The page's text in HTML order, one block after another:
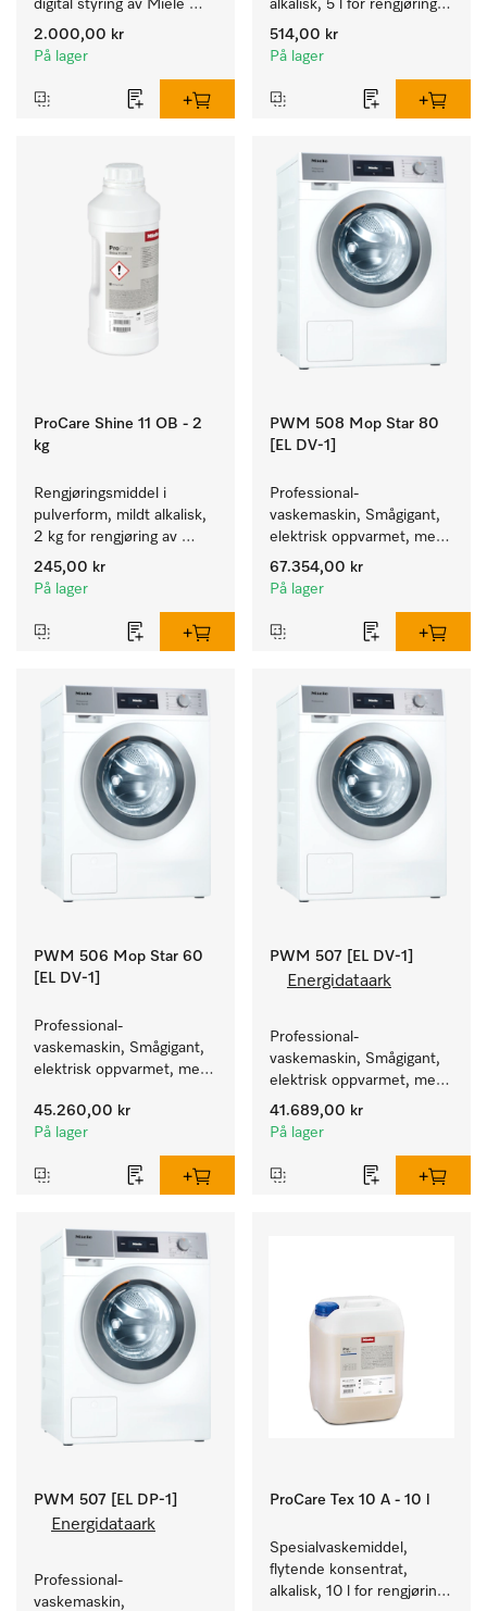
digital styring av Miele
Professional-produkter
med
2.000,00 kr
På lager
alkalisk, 5 l for rengjøring
av lett smuss på servise,
bestikk og glass.
514,00 kr
På lager
ProCare Shine 11 OB - 2
kg
Rengjøringsmiddel i
pulverform, mildt alkalisk,
2 kg for rengjøring av
sterkt tilsmusset servise,
bestikk og glass.
245,00 kr
På lager
PWM 508 Mop Star 80
[EL DV-1]
Professional-
vaskemaskin, Smågigant,
elektrisk oppvarmet, med
avløpsventil spesielt for
behovene innen Facility
8 kg.
67.354,00 kr
På lager
PWM 506 Mop Star 60
[EL DV-1]
Professional-
vaskemaskin, Smågigant,
elektrisk oppvarmet, med
behovene innen Facility
Management. Kapasitet
45.260,00 kr
På lager
PWM 507 [EL DV-1]
Energidataark
Professional-
vaskemaskin, Smågigant,
elektrisk oppvarmet, med
avløpsventil og
programmer rettet mot
Kapasitet 7 kg i 59 min.
41.689,00 kr
På lager
PWM 507 [EL DP-1]
Energidataark
Professional-
vaskemaskin,
ProCare Tex 10 A - 10 l
Spesialvaskemiddel,
flytende konsentrat,
alkalisk, 10 l for rengjøring